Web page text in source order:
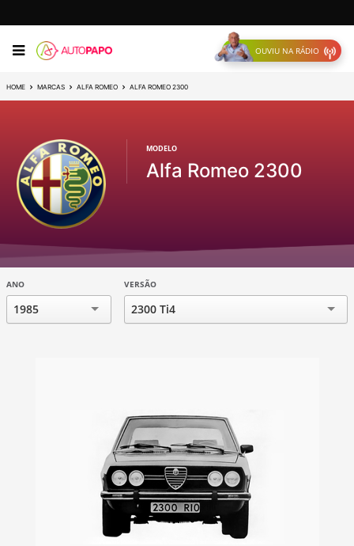
OUVIU NA RÁDIO
HOME MARCAS ALFA ROMEO ALFA ROMEO 2300
MODELO
Alfa Romeo 2300
ANO
1985
VERSÃO
2300 Ti4